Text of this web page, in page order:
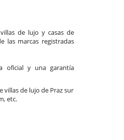
de lujo y casas de
las marcas registradas
oficial y una garantía
villas de lujo de Praz sur
etc.